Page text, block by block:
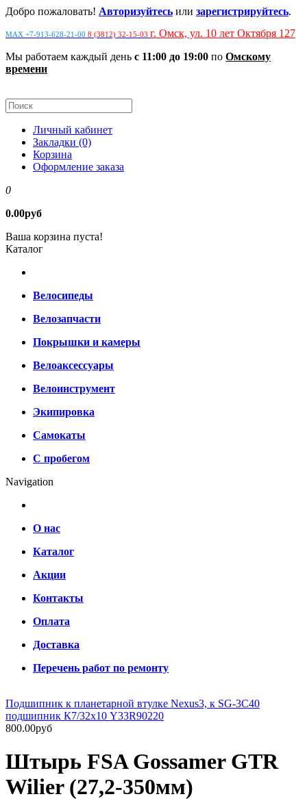
Добро пожаловать! Авторизуйтесь или зарегистрируйтесь.
MAX +7-913-628-21-00 8 (3812) 32-15-03 г. Омск, ул. 10 лет Октября 127
Мы работаем каждый день с 11:00 до 19:00 по Омскому
времени
Личный кабинет
Закладки (0)
Корзина
Оформление заказа
0
0.00руб
Ваша корзина пуста!
Каталог
Велосипеды
Велозапчасти
Покрышки и камеры
Велоаксессуары
Велоинструмент
Экипировка
Самокаты
С пробегом
Navigation
О нас
Каталог
Акции
Контакты
Оплата
Доставка
Перечень работ по ремонту
Подшипник к планетарной втулке Nexus3, к SG-3C40
подшипник К7/32х10 Y33R90220
800.00руб
Штырь FSA Gossamer GTR
Wilier (27,2-350мм)